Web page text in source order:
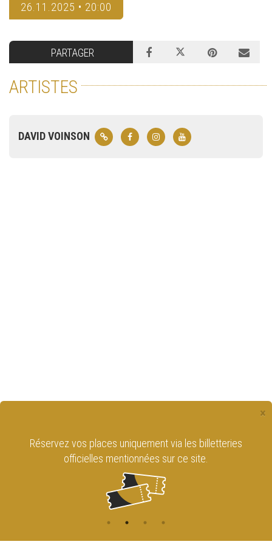
26.11.2025 • 20:00
PARTAGER
ARTISTES
DAVID VOINSON
×
Réservez vos places uniquement via les billetteries
officielles mentionnées sur ce site.